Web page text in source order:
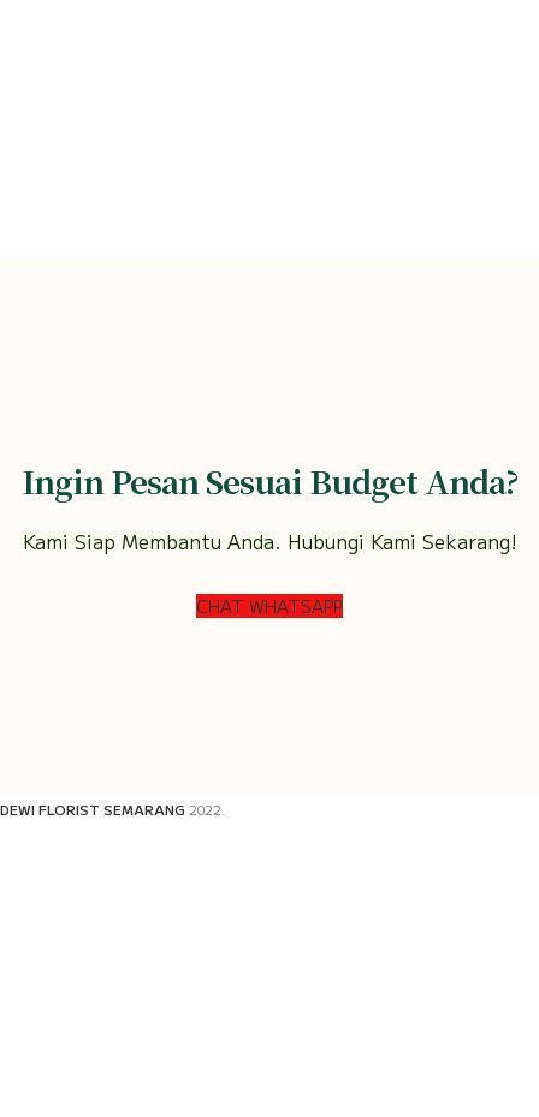
Ingin Pesan Sesuai Budget Anda?
Kami Siap Membantu Anda. Hubungi Kami Sekarang!
CHAT WHATSAPP
DEWI FLORIST SEMARANG 2022.